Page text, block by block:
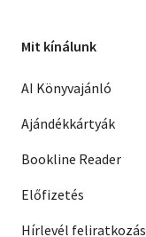
Mit kínálunk
AI Könyvajánló
Ajándékkártyák
Bookline Reader
Előfizetés
Hírlevél feliratkozás